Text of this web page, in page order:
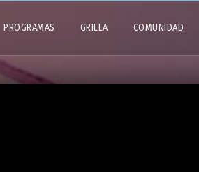
PROGRAMAS GRILLA COMUNIDAD